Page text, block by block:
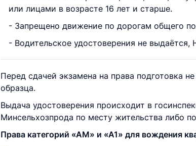
или лицами в возрасте 16 лет и старше.
- Запрещено движение по дорогам общего
- Водительское удостоверения не
Перед сдачей экзамена на права подготовка
образца.
Выдача удостоверения происходит в
Минсельхозпрода по месту жительства либо
Права категорий «АМ» и «А1» для вождения